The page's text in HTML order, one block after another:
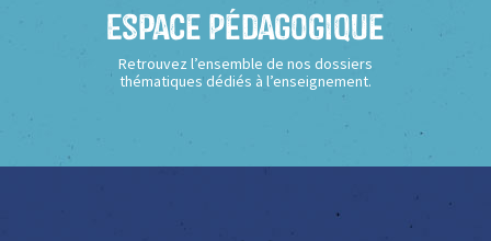
Espace Pédagogique
Retrouvez l’ensemble de nos dossiers
thématiques dédiés à l’enseignement.